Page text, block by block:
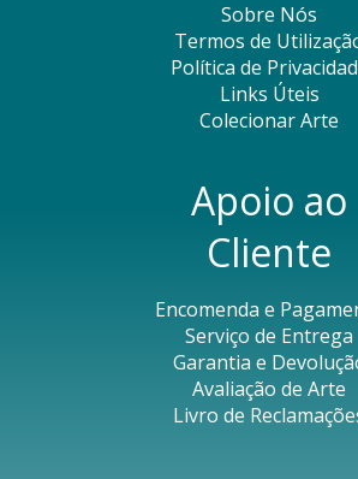
Sobre Nós
Termos de
Política de
Links Úteis
Colecionar Arte
Apoio ao
Cliente
Encomenda e
Serviço de Entrega
Garantia e
Avaliação de Arte
Livro de